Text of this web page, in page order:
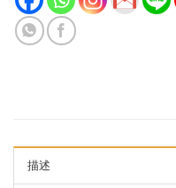
描述